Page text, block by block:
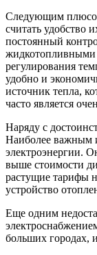
Следующим плюсом
считать удобство
постоянный
жидкотопливными
регулирования
удобно и
источник тепла,
часто является
Наряду с
Наиболее важным
электроэнергии.
выше стоимости
растущие тарифы
устройство
Еще одним
больших городах,